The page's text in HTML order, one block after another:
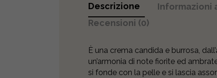
Descrizione
Informazioni
Recensioni (0)
È una crema candida e burrosa,
un’armonia di note fiorite ed
si fonde con la pelle e si lascia